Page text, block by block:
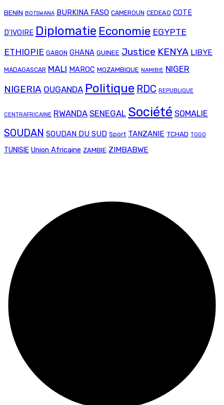
BENIN BOTSWANA BURKINA FASO CAMEROUN CEDEAO COTE
D'IVOIRE Diplomatie Economie EGYPTE
ETHIOPIE GABON GHANA GUINEE Justice KENYA LIBYE
MADAGASCAR MALI MAROC MOZAMBIQUE NAMIBIE NIGER
NIGERIA OUGANDA Politique RDC REPUBLIQUE
CENTRAFRICAINE RWANDA SENEGAL Société SOMALIE
SOUDAN SOUDAN DU SUD Sport TANZANIE TCHAD TOGO
TUNISIE Union Africaine ZAMBIE ZIMBABWE